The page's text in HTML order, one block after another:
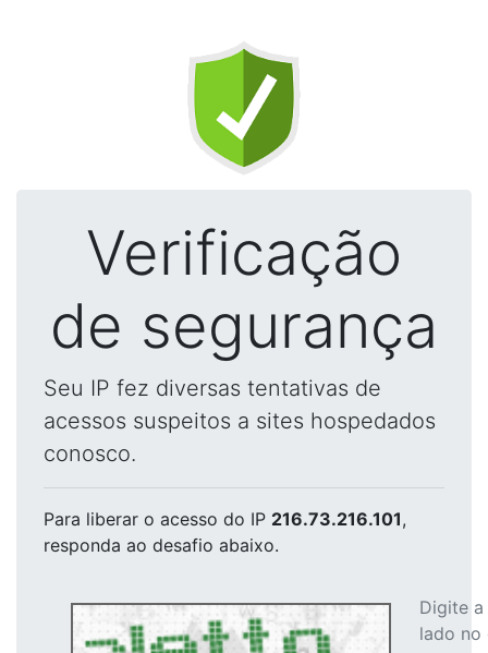
Verificação
de segurança
Seu IP fez diversas tentativas de
acessos suspeitos a sites hospedados
conosco.
Para liberar o acesso do IP 216.73.216.101,
responda ao desafio abaixo.
Digite
lado no